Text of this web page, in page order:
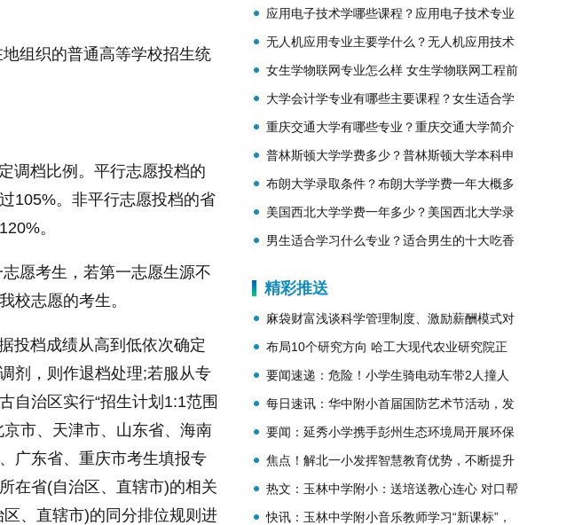
组织的普通高等学校招生统
调档比例。 平行志愿投档的
105%。非平行志愿投档的省
。
愿考生，若第一志愿生源不
校志愿的考生。
投档成绩从高到低依次确定
剂，则作退档处理;若服从专
自治区实行“招生计划1:1范围
市、天津市、山东省、海南
广东省、重庆市考生填报专
在省(自治区、直辖市)的相关
、直辖市)的同分排位规则进
取父母的意见吗？
应用电子技术学哪些课程？应用电子技术专业
课程介绍
无人机应用专业主要学什么？无人机应用技术
专业是干什么的？
女生学物联网专业怎么样 女生学物联网工程前
景好不好
大学会计学专业有哪些主要课程？女生适合学
的专业有哪些？
重庆交通大学有哪些专业？重庆交通大学简介
普林斯顿大学学费多少？普林斯顿大学本科申
请条件？
布朗大学录取条件？布朗大学学费一年大概多
少？
美国西北大学学费一年多少？美国西北大学录
取条件？
男生适合学习什么专业？适合男生的十大吃香
精彩推送
麻袋财富浅谈科学管理制度、激励薪酬模式对
企业管理的重要性
布局10个研究方向 哈工大现代农业研究院正
式揭牌
要闻速递：危险！小学生骑电动车带2人撞人
逃逸
每日速讯：华中附小首届国防艺术节活动，发
现美、欣赏美、创造美
要闻：延秀小学携手彭州生态环境局开展环保
教育主题活动
焦点！解北一小发挥智慧教育优势，不断提升
学校办学品质
热文：玉林中学附小：送培送教心连心 对口帮
扶手牵手
快讯：玉林中学附小音乐教师学习“新课标”，